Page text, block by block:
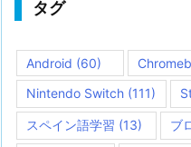
タグ
Android (60)
Nintendo Switch (111)
スペイン語学習 (13) ブ